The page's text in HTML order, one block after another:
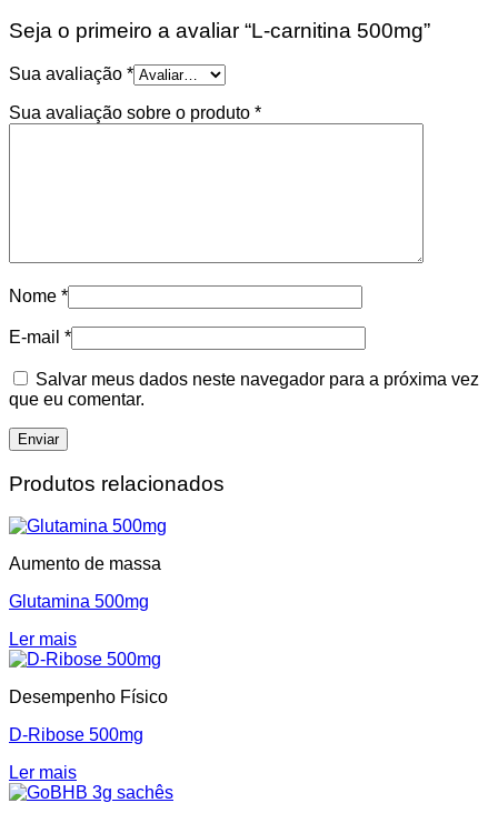
Seja o primeiro a avaliar “L-carnitina 500mg”
Sua avaliação *
Sua avaliação sobre o produto *
Nome *
E-mail *
Salvar meus dados neste navegador para a próxima vez
que eu comentar.
Produtos relacionados
Aumento de massa
Glutamina 500mg
Ler mais
Desempenho Físico
D-Ribose 500mg
Ler mais